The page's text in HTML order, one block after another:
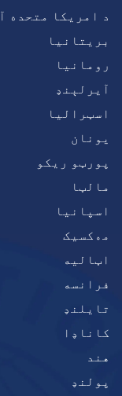
د امریکا متحده
بریتانیا
رومانیا
آيرلېنډ
اسټرالیا
يونان
پورټو ریکو
مالټا
اسپانیا
مەکسیک
اټاليه
فرانسه
تایلنډ
کاناډا
هند
پولنډ